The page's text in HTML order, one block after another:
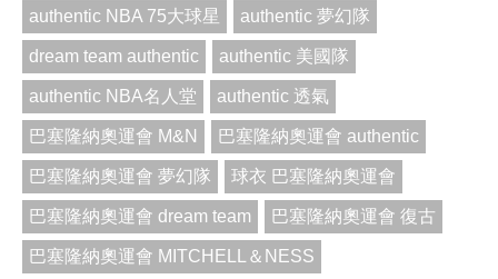
authentic NBA 75大球星 authentic 夢幻隊
dream team authentic authentic 美國隊
authentic NBA名人堂 authentic 透氣
巴塞隆納奧運會 M&N 巴塞隆納奧運會 authentic
巴塞隆納奧運會 夢幻隊 球衣 巴塞隆納奧運會
巴塞隆納奧運會 dream team 巴塞隆納奧運會 復古
巴塞隆納奧運會 MITCHELL＆NESS